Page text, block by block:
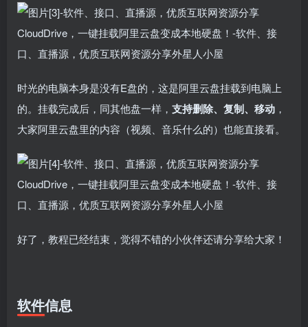
时光的电脑本身是没有E盘的，这是阿里云盘挂载到电脑上
的。挂载完成后，同其他盘一样， 支持删除、复制、移动 ，
大家阿里云盘里的内容（视频、音乐什么的）也能直接看。
好了，教程已经结束，觉得不错的小伙伴还请分享给大家！
软件信息